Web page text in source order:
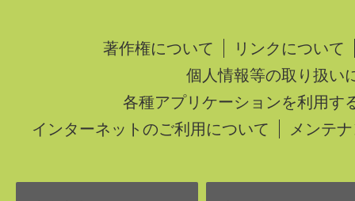
著作権について
リンクについて
個人情報等の取り扱い
各種アプリケーションを利用す
インターネットのご利用について
メンテ